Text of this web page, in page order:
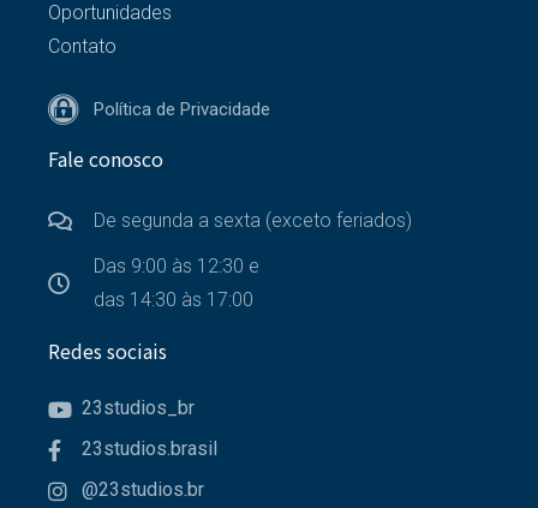
Oportunidades
Contato
Política de Privacidade
Fale conosco
De segunda a sexta (exceto feriados)
Das 9:00 às 12:30 e
das 14:30 às 17:00
Redes sociais
23studios_br
23studios.brasil
@23studios.br